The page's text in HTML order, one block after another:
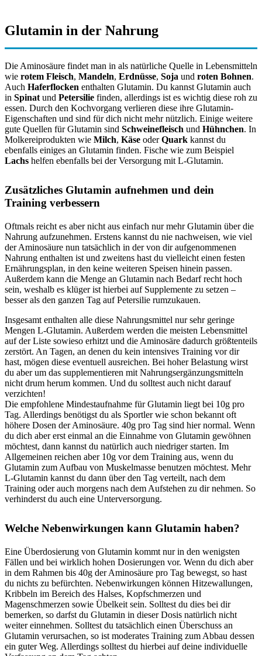
Glutamin in der Nahrung
Die Aminosäure findet man in als natürliche Quelle in Lebensmitteln
wie rotem Fleisch, Mandeln, Erdnüsse, Soja und roten Bohnen.
Auch Haferflocken enthalten Glutamin. Du kannst Glutamin auch
in Spinat und Petersilie finden, allerdings ist es wichtig diese roh zu
essen. Durch den Kochvorgang verlieren diese ihre Glutamin-
Eigenschaften und sind für dich nicht mehr nützlich. Einige weitere
gute Quellen für Glutamin sind Schweinefleisch und Hühnchen. In
Molkereiprodukten wie Milch, Käse oderQuark kannst du
ebenfalls einiges an Glutamin finden. Fische wie zum Beispiel
Lachs helfen ebenfalls bei der Versorgung mit L-Glutamin.
Zusätzliches Glutamin aufnehmen und dein
Training verbessern
Oftmals reicht es aber nicht aus einfach nur mehr Glutamin über die
Nahrung aufzunehmen. Erstens kannst du nie nachweisen, wie viel
der Aminosäure nun tatsächlich in der von dir aufgenommenen
Nahrung enthalten ist und zweitens hast du vielleicht einen festen
Ernährungsplan, in den keine weiteren Speisen hinein passen.
Außerdem kann die Menge an Glutamin nach Bedarf recht hoch
sein, weshalb es klüger ist hierbei auf Supplemente zu setzen –
besser als den ganzen Tag auf Petersilie rumzukauen.
Insgesamt enthalten alle diese Nahrungsmittel nur sehr geringe
Mengen L-Glutamin. Außerdem werden die meisten Lebensmittel
auf der Liste sowieso erhitzt und die Aminosäre dadurch größtenteils
zerstört. An Tagen, an denen du kein intensives Training vor dir
hast, mögen diese eventuell ausreichen. Bei hoher Belastung wirst
du aber um das supplementieren mit Nahrungsergänzungsmitteln
nicht drum herum kommen. Und du solltest auch nicht darauf
verzichten!
Die empfohlene Mindestaufnahme für Glutamin liegt bei 10g pro
Tag. Allerdings benötigst du als Sportler wie schon bekannt oft
höhere Dosen der Aminosäure. 40g pro Tag sind hier normal. Wenn
du dich aber erst einmal an die Einnahme von Glutamin gewöhnen
möchtest, dann kannst du natürlich auch niedriger starten. Im
Allgemeinen reichen aber 10g vor dem Training aus, wenn du
Glutamin zum Aufbau von Muskelmasse benutzen möchtest. Mehr
L-Glutamin kannst du dann über den Tag verteilt, nach dem
Training oder auch morgens nach dem Aufstehen zu dir nehmen. So
verhinderst du auch eine Unterversorgung.
Welche Nebenwirkungen kann Glutamin haben?
Eine Überdosierung von Glutamin kommt nur in den wenigsten
Fällen und bei wirklich hohen Dosierungen vor. Wenn du dich aber
in dem Rahmen bis 40g der Aminosäure pro Tag bewegst, so hast
du nichts zu befürchten. Nebenwirkungen können Hitzewallungen,
Kribbeln im Bereich des Halses, Kopfschmerzen und
Magenschmerzen sowie Übelkeit sein. Solltest du dies bei dir
bemerken, so darfst du Glutamin in dieser Dosis natürlich nicht
weiter einnehmen. Solltest du tatsächlich einen Überschuss an
Glutamin verursachen, so ist moderates Training zum Abbau dessen
ein guter Weg. Allerdings solltest du hierbei auf deine individuelle